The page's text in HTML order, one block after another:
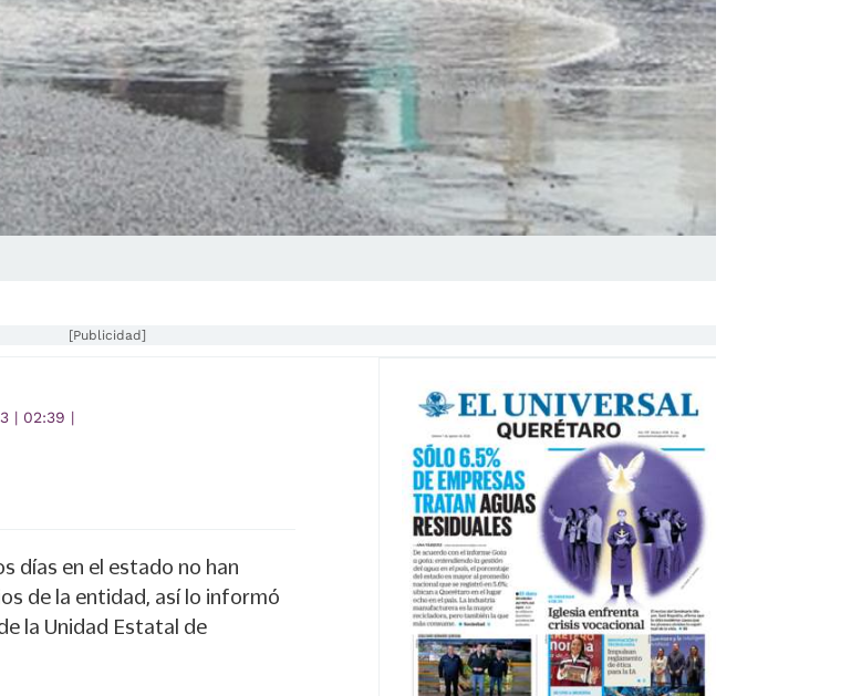
[Publicidad]
| 02:39 |
días en el estado no han
de la entidad, así lo informó
la Unidad Estatal de